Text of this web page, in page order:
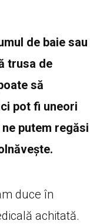
de baie sau
trusa de
să
pot fi uneori
putem regăsi
duce în
achitată.